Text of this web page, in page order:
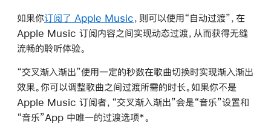
如果你订阅了 Apple Music，则可以使用“自动过渡”，在
Apple Music 订阅内容之间实现动态过渡，从而获得无缝
流畅的聆听体验。
“交叉渐入渐出”使用一定的秒数在歌曲切换时实现渐入渐出
效果。你可以调整歌曲之间过渡所需的时长。如果你不是
Apple Music 订阅者，“交叉渐入渐出”会是“音乐”设置和
“音乐”App 中唯一的过渡选项*。